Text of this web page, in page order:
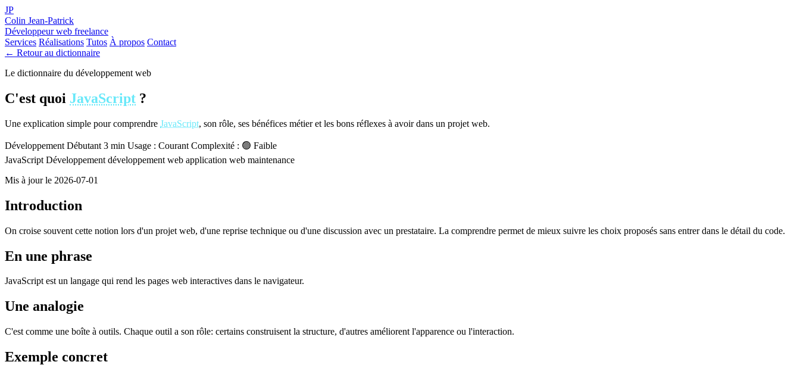
JP
Colin Jean-Patrick
Développeur web freelance
Services Réalisations Tutos À propos Contact
← Retour au dictionnaire
Le dictionnaire du développement web
C'est quoi JavaScript ?
Une explication simple pour comprendre JavaScript, son rôle, ses bénéfices métier et les bons réflexes à avoir dans un projet web.
Développement Débutant 3 min Usage : Courant Complexité : 🟢 Faible
JavaScript Développement développement web application web maintenance
Mis à jour le 2026-07-01
Introduction
On croise souvent cette notion lors d'un projet web, d'une reprise technique ou d'une discussion avec un prestataire. La comprendre permet de mieux suivre les choix proposés sans entrer dans le détail du code.
En une phrase
JavaScript est un langage qui rend les pages web interactives dans le navigateur.
Une analogie
C'est comme une boîte à outils. Chaque outil a son rôle: certains construisent la structure, d'autres améliorent l'apparence ou l'interaction.
Exemple concret